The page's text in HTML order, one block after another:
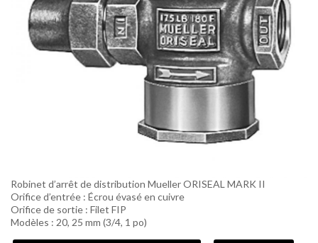
Robinet d’arrêt de distribution Mueller ORISEAL MARK II
Orifice d’entrée : Écrou évasé en cuivre
Orifice de sortie : Filet FIP
Modèles : 20, 25 mm (3/4, 1 po)